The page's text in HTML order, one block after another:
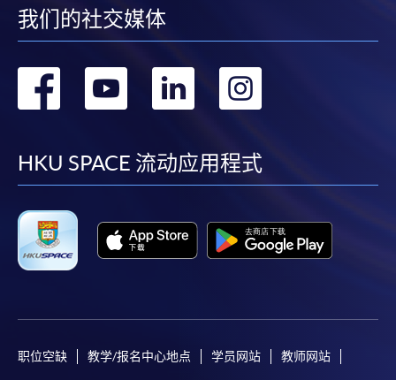
我们的社交媒体
转
facebook
转
youtube
转
linkedin
转
HKU SPACE 流动应用程式
职位空缺 教学/报名中心地点 学员网站 教师网站